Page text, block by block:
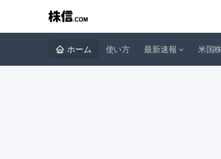
ホーム 使い方 最新速報 米国株